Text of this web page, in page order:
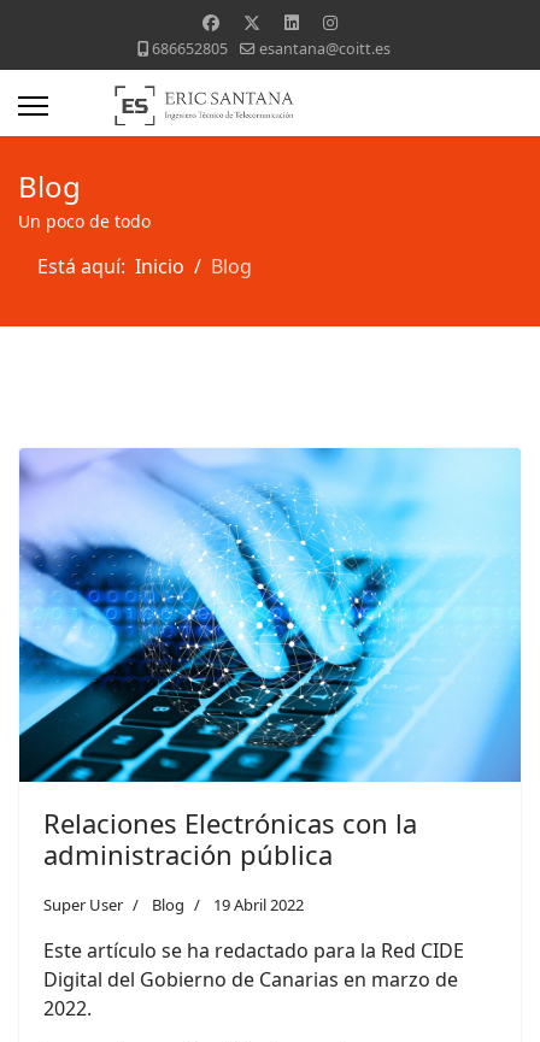
686652805 esantana@coitt.es
Blog
Un poco de todo
Está aquí: Inicio Blog
Relaciones Electrónicas con la
administración pública
Super User Blog 19 Abril 2022
Este artículo se ha redactado para la Red CIDE
Digital del Gobierno de Canarias en marzo de
2022.